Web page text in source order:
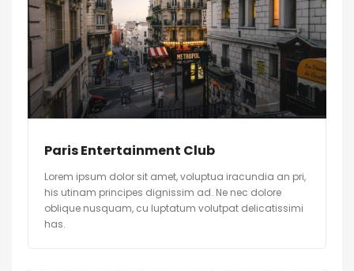
Paris Entertainment Club
Lorem ipsum dolor sit amet, voluptua iracundia an pri,
his utinam principes dignissim ad. Ne nec dolore
oblique nusquam, cu luptatum volutpat delicatissimi
has.